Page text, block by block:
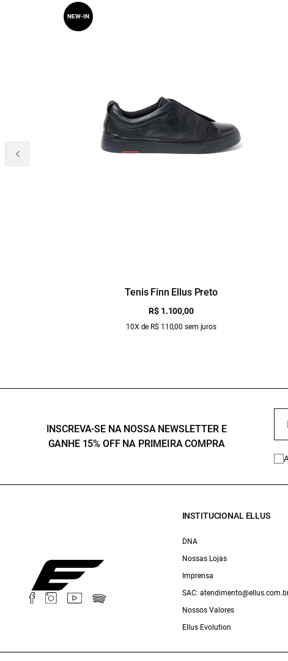
Tenis Finn Ellus Preto
R$ 1.100,00
10X de R$ 110,00 sem juros
NEW-IN
INSCREVA-SE NA NOSSA NEWSLETTER E
GANHE 15% OFF NA PRIMEIRA COMPRA
INSTITUCIONAL ELLUS
DNA
Nossas Lojas
Imprensa
SAC:
Nossos Valores
Ellus Evolution